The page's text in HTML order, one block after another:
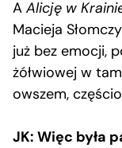
A Alicję w
Macieja
już bez emocji,
żółwiowej w
owszem,
JK: Więc była